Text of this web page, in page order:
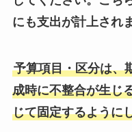
にも支出が計上され
予算項目・区分は、
成時に不整合が生じ
じて固定するように